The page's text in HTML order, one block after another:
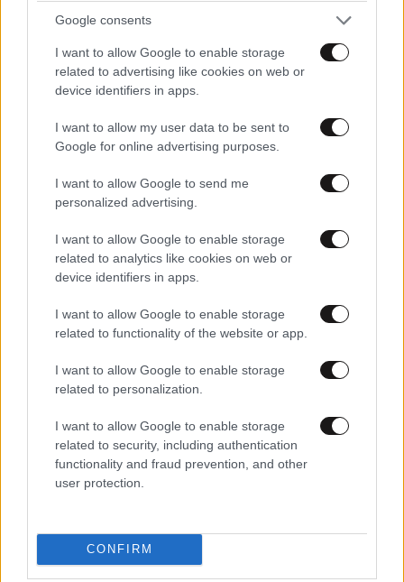
Google consents
I want to allow Google to enable storage
related to advertising like cookies on web or
device identifiers in apps.
I want to allow my user data to be sent to
Google for online advertising purposes.
I want to allow Google to send me
personalized advertising.
I want to allow Google to enable storage
related to analytics like cookies on web or
device identifiers in apps.
I want to allow Google to enable storage
related to functionality of the website or app.
I want to allow Google to enable storage
related to personalization.
I want to allow Google to enable storage
related to security, including authentication
functionality and fraud prevention, and other
user protection.
CONFIRM
Κουβερνταντος
και γυμουνη να ηταν, εσυ βρε καψερε τι θα εκανες?
απλα θα κοιτουσες και θα ετρωγες ηλιοσπορους.
Απαντήστε
TRENDING
ΕΛΛΑΔΑ06·08·2026 00:09
Σαν σήμερα 6 Αυγούστου: Πεθαίνει η Ρίτα
Σακελλαρίου, η λαϊκή ντίβα που έκανε τη ζωή